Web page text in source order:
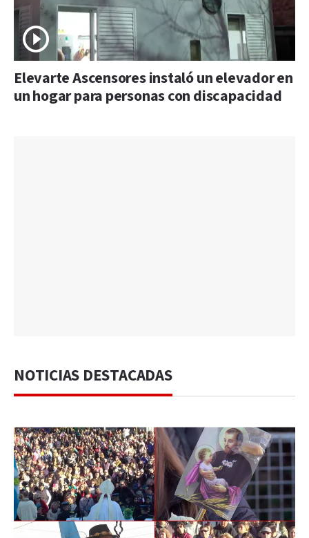
Elevarte Ascensores instaló un elevador en
un hogar para personas con discapacidad
NOTICIAS DESTACADAS